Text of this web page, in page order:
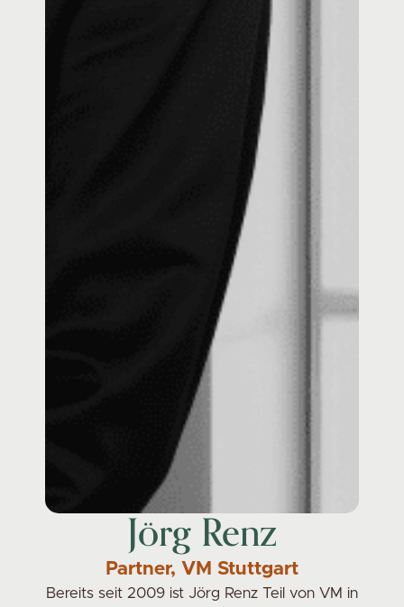
Jörg Renz
Partner, VM Stuttgart
Bereits seit 2009 ist Jörg Renz Teil von VM in